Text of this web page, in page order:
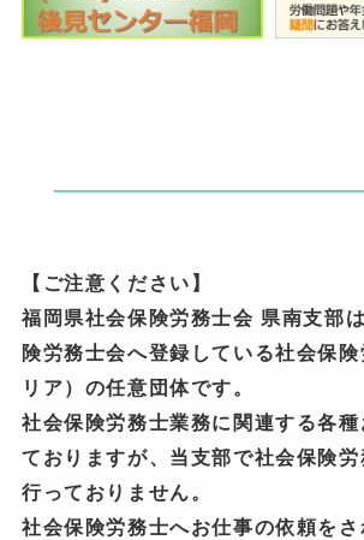
【ご注意ください】
福岡県社会保険労務士会 県南支部
険労務士会へ登録している社会保
リア）の任意団体です。
社会保険労務士業務に関連する各
ておりますが、当支部で社会保険
行っておりません。
社会保険労務士へお仕事の依頼を